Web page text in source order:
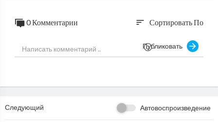
0 Комментарии sort Сортировать По
Публиковать
Следующий Автовоспроизведение